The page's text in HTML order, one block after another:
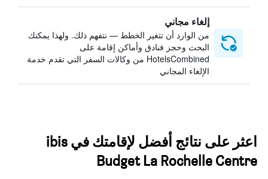
إلغاء مجاني
من الوارد أن تتغير الخطط — نتفهم ذلك. ولهذا يمكنك
البحث وحجز فنادق وأماكن إقامة على
HotelsCombined من وكالات السفر التي تقدم خدمة
الإلغاء المجاني
اعثر على نتائج أفضل لإقامتك في ibis
Budget La Rochelle Centre